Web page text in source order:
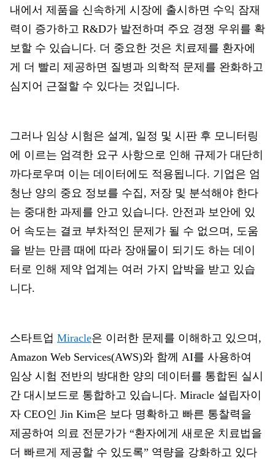
내에서 제품을 신속하게 시장에 출시하면 수익 잠재
력이 증가하고 R&D가 발전하며 주요 경쟁 우위를 확
보할 수 있습니다. 더 중요한 것은 치료제를 환자에
게 더 빨리 제공하면 질병과 의학적 문제를 완화하고
심지어 근절할 수 있다는 것입니다.
그러나 임상 시험은 설계, 일정 및 시판 후 모니터링
에 이르는 엄격한 요구 사항으로 인해 규제가 대단히
까다로우며 이는 데이터에도 적용됩니다. 기업은 엄
청난 양의 중요 정보를 수집, 저장 및 분석해야 한다
는 중대한 과제를 안고 있습니다. 안전과 보안에 있
어 속도는 결코 부차적인 문제가 될 수 없으며, 도움
을 받는 만큼 때에 따라 장애물이 되기도 하는 데이
터로 인해 제약 업계는 여러 가지 압박을 받고 있습
니다.
스타트업 Miracle은 이러한 문제를 이해하고 있으며,
Amazon Web Services(AWS)와 함께 AI를 사용하여
임상 시험 전반의 방대한 양의 데이터를 통합된 실시
간 대시보드로 통합하고 있습니다. Miracle 설립자이
자 CEO인 Jin Kim은 보다 명확하고 빠른 통찰력을
제공하여 의료 전문가가 “환자에게 새로운 치료법을
더 빠르게 제공할 수 있도록” 역량을 강화하고 있다